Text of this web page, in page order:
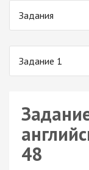
Задания
Задание 1
48